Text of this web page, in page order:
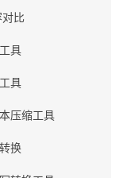
比
具
具
压缩工具
换